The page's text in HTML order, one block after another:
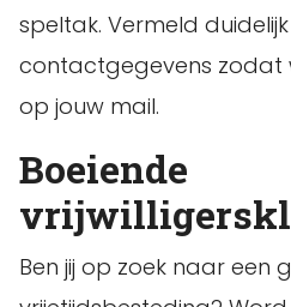
speltak. Vermeld
contactgegevens zodat
op jouw mail.
Boeiende
Ben jij op zoek naar een